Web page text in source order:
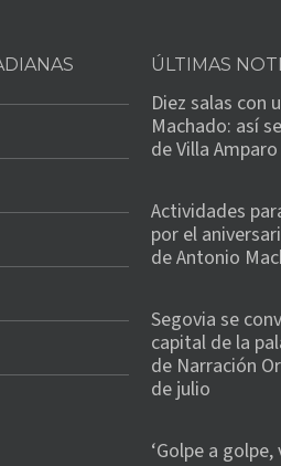
ÚLTIMAS
Diez salas con
Machado: así
de Villa Amparo
Actividades
por el
de Antonio
Segovia se
capital de la
de Narración
de julio
‘Golpe a golpe,